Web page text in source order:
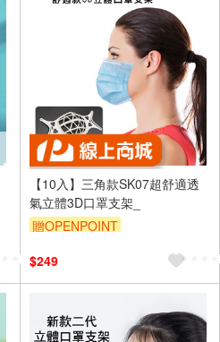
【10入】三角款SK07超舒適透
氣立體3D口罩支架_
贈OPENPOINT
$249